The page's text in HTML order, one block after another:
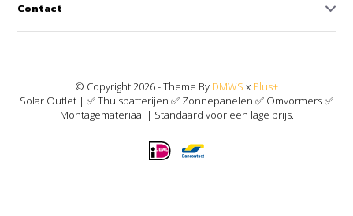
Contact
© Copyright 2026 - Theme By DMWS x Plus+
Solar Outlet | ✅ Thuisbatterijen ✅ Zonnepanelen ✅ Omvormers ✅
Montagemateriaal | Standaard voor een lage prijs.